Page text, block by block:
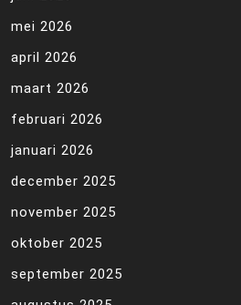
mei 2026
april 2026
maart 2026
februari 2026
januari 2026
december 2025
november 2025
oktober 2025
september 2025